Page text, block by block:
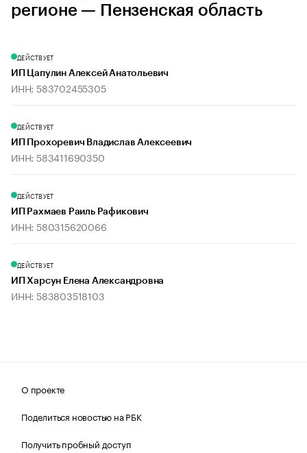
регионе — Пензенская область
ДЕЙСТВУЕТ
ИП Цапулин Алексей Анатольевич
ИНН: 583702455305
ДЕЙСТВУЕТ
ИП Прохоревич Владислав Алексеевич
ИНН: 583411690350
ДЕЙСТВУЕТ
ИП Рахмаев Раиль Рафикович
ИНН: 580315620066
ДЕЙСТВУЕТ
ИП Харсун Елена Александровна
ИНН: 583803518103
О проекте
Поделиться новостью на РБК
Получить пробный доступ